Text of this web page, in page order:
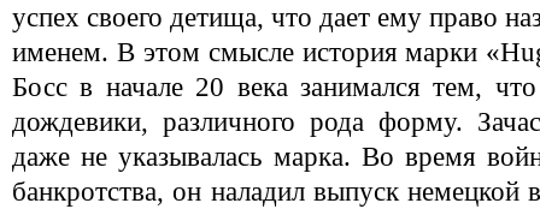
успех своего детища, что дает ему право
именем. В этом смысле история марки
Босс в начале 20 века занимался тем,
дождевики, различного рода форму.
даже не указывалась марка. Во время
банкротства, он наладил выпуск